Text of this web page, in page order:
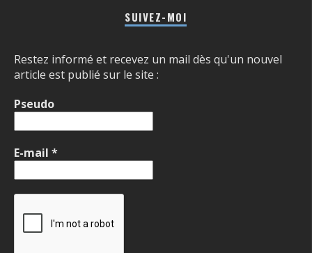
SUIVEZ-MOI
Restez informé et recevez un mail dès qu'un nouvel
article est publié sur le site :
Pseudo
E-mail *